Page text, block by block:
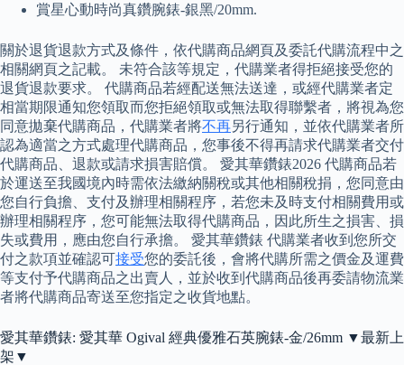
賞星心動時尚真鑽腕錶-銀黑/20mm.
關於退貨退款方式及條件，依代購商品網頁及委託代購流程中之
相關網頁之記載。 未符合該等規定，代購業者得拒絕接受您的
退貨退款要求。 代購商品若經配送無法送達，或經代購業者定
相當期限通知您領取而您拒絕領取或無法取得聯繫者，將視為您
同意拋棄代購商品，代購業者將不再另行通知，並依代購業者所
認為適當之方式處理代購商品，您事後不得再請求代購業者交付
代購商品、退款或請求損害賠償。 愛其華鑽錶2026 代購商品若
於運送至我國境內時需依法繳納關稅或其他相關稅捐，您同意由
您自行負擔、支付及辦理相關程序，若您未及時支付相關費用或
辦理相關程序，您可能無法取得代購商品，因此所生之損害、損
失或費用，應由您自行承擔。 愛其華鑽錶 代購業者收到您所交
付之款項並確認可接受您的委託後，會將代購所需之價金及運費
等支付予代購商品之出賣人，並於收到代購商品後再委請物流業
者將代購商品寄送至您指定之收貨地點。
愛其華鑽錶: 愛其華 Ogival 經典優雅石英腕錶-金/26mm ▼最新上
架▼